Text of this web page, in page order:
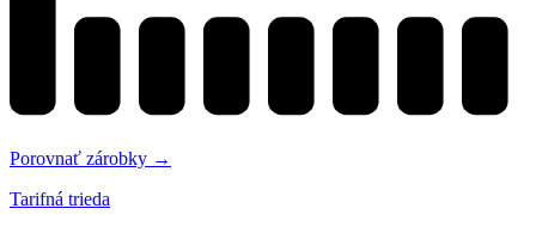
Porovnať zárobky →
Tarifná trieda